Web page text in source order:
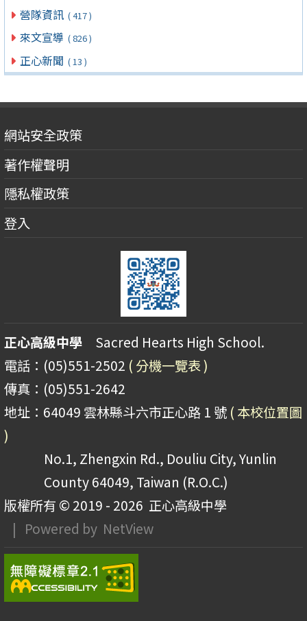
營隊資訊 ( 417 )
來文宣導 ( 826 )
正心新聞 ( 13 )
網站安全政策
著作權聲明
隱私權政策
登入
正心高級中學 Sacred Hearts High School.
電話：(05)551-2502 ( 分機一覽表 )
傳真：(05)551-2642
地址：64049 雲林縣斗六市正心路 1 號 ( 本校位置圖
)
No.1, Zhengxin Rd., Douliu City, Yunlin
County 64049, Taiwan (R.O.C.)
版權所有 © 2019 - 2026 正心高級中學
| Powered by NetView